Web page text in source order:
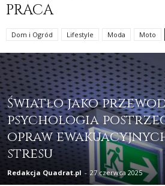
PRACA
Dom i Ogród Lifestyle Moda Moto
Światło jako
psychologia
opraw
stresu
Redakcja Quadrat.pl - 27 czerwca 2025